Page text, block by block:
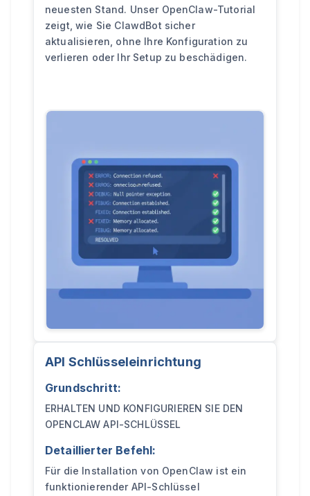
neuesten Stand. Unser OpenClaw-Tutorial
zeigt, wie Sie ClawdBot sicher
aktualisieren, ohne Ihre Konfiguration zu
verlieren oder Ihr Setup zu beschädigen.
API Schlüsseleinrichtung
Grundschritt:
ERHALTEN UND KONFIGURIEREN SIE DEN
OPENCLAW API-SCHLÜSSEL
Detaillierter Befehl:
Für die Installation von OpenClaw ist ein
funktionierender API-Schlüssel